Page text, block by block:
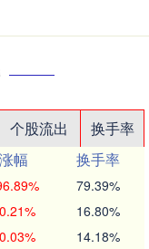
个股流出
换手率
涨幅
换手率
79.39%
16.80%
14.18%